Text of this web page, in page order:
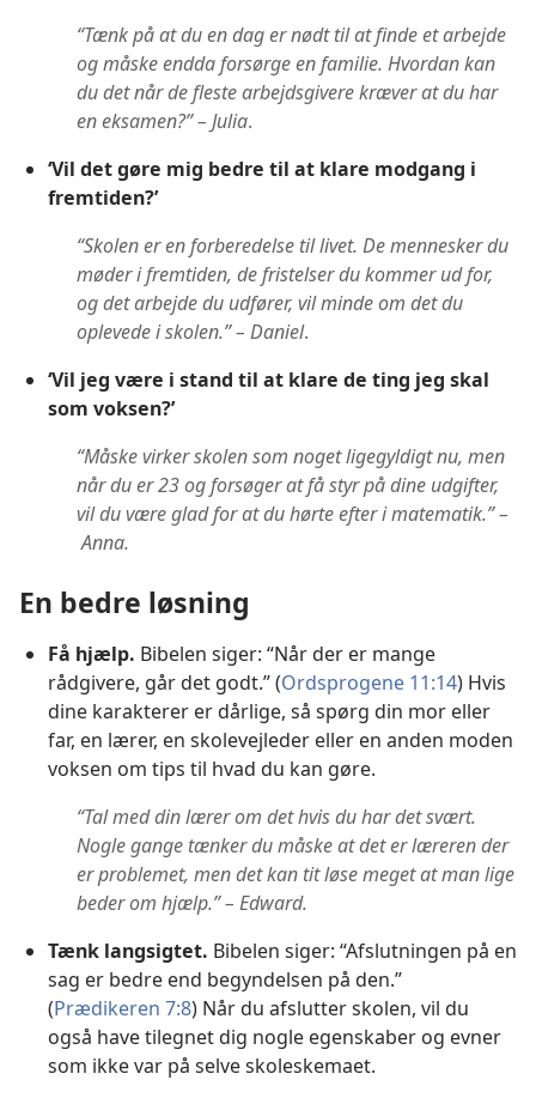
“Tænk på at du en dag er nødt til at finde et arbejde
og måske endda forsørge en familie. Hvordan kan
du det når de fleste arbejdsgivere kræver at du har
en eksamen?” – Julia.
‘Vil det gøre mig bedre til at klare modgang i
fremtiden?’
“Skolen er en forberedelse til livet. De mennesker du
møder i fremtiden, de fristelser du kommer ud for,
og det arbejde du udfører, vil minde om det du
oplevede i skolen.” – Daniel.
‘Vil jeg være i stand til at klare de ting jeg skal
som voksen?’
“Måske virker skolen som noget ligegyldigt nu, men
når du er 23 og forsøger at få styr på dine udgifter,
vil du være glad for at du hørte efter i matematik.” –
Anna.
En bedre løsning
Få hjælp. Bibelen siger: “Når der er mange
rådgivere, går det godt.” (Ordsprogene 11:14) Hvis
dine karakterer er dårlige, så spørg din mor eller
far, en lærer, en skolevejleder eller en anden moden
voksen om tips til hvad du kan gøre.
“Tal med din lærer om det hvis du har det svært.
Nogle gange tænker du måske at det er læreren der
er problemet, men det kan tit løse meget at man lige
beder om hjælp.” – Edward.
Tænk langsigtet. Bibelen siger: “Afslutningen på en
sag er bedre end begyndelsen på den.”
(Prædikeren 7:8) Når du afslutter skolen, vil du
også have tilegnet dig nogle egenskaber og evner
som ikke var på selve skoleskemaet.